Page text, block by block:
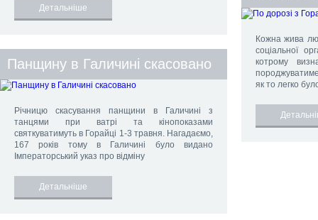
Детальніше
Кожна жива
соціальної
котрому
як то легко
Панщину в Галичині скасовано
Річницю скасування панщини в Галичині з
танцями при ватрі та кінопоказами
святкуватимуть в Горайці 1-3 травня. Нагадаємо,
167 років тому в Галичині було видано
Імператорський указ про відміну
Детальніше